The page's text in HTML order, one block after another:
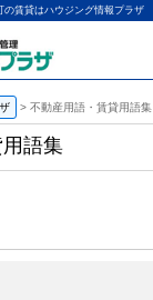
賃貸はハウジング情報プラザ
> 不動産用語・賃貸用語集